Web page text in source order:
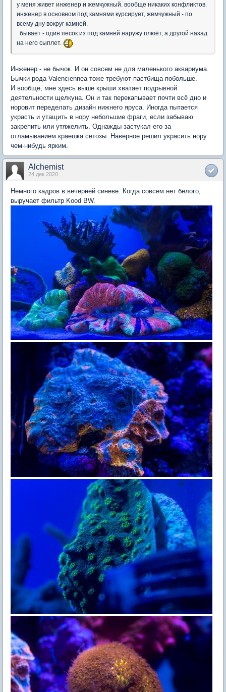
у меня живет инженер и жемчужный. вообще никаких конфликтов.
инженер в основном под камнями курсирует, жемчужный - по
всему дну вокруг камней.
бывает - один песок из под камней наружу плюёт, а другой назад
на него сыплет.
Инженер - не бычок. И он совсем не для маленького аквариума.
Бычки рода Valenciennea тоже требуют пастбища побольше.
И вообще, мне здесь выше крыши хватает подрывной
деятельности щелкуна. Он и так перекапывает почти всё дно и
норовит переделать дизайн нижнего яруса. Иногда пытается
украсть и утащить в нору небольшие фраги, если забываю
закрепить или утяжелить. Однажды застукал его за
отламыванием краешка сетозы. Наверное решил украсить нору
чем-нибудь ярким.
Alchemist
24 дек 2020
Немного кадров в вечерней синеве. Когда совсем нет белого,
выручает фильтр Kood BW.